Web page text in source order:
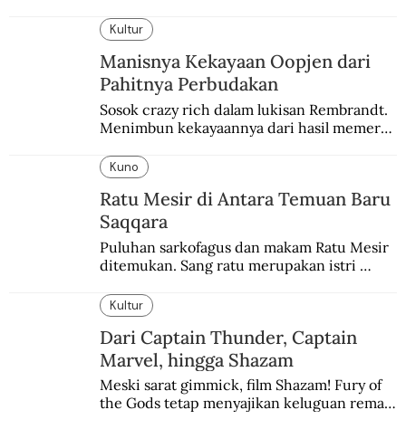
enam dekade lampau.
Kultur
Manisnya Kekayaan Oopjen dari
Pahitnya Perbudakan
Sosok crazy rich dalam lukisan Rembrandt.
Menimbun kekayaannya dari hasil memeras
Kuno
Ratu Mesir di Antara Temuan Baru
Saqqara
Puluhan sarkofagus dan makam Ratu Mesir
ditemukan. Sang ratu merupakan istri
sebelumnya keberadaannya tak pernah
diketahui.
Kultur
Dari Captain Thunder, Captain
Marvel, hingga Shazam
Meski sarat gimmick, film Shazam! Fury of
the Gods tetap menyajikan keluguan remaja